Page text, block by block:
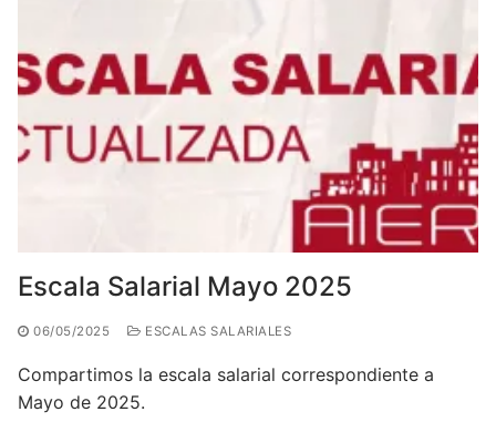
Escala Salarial Mayo 2025
06/05/2025 ESCALAS SALARIALES
Compartimos la escala salarial correspondiente a
Mayo de 2025.